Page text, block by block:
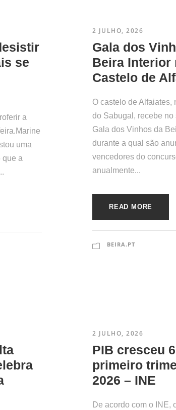
se
a
uma
que a
2 JULHO, 2026
Gala dos
Beira Interior
Castelo de
O castelo de Alfaiates,
do Sabugal, recebe no
Gala dos Vinhos da
durante a qual são
vencedores do
anualmente...
READ MORE
BEIRA.PT
2 JULHO, 2026
​PIB cresceu
primeiro
2026 – INE
De acordo com o INE,